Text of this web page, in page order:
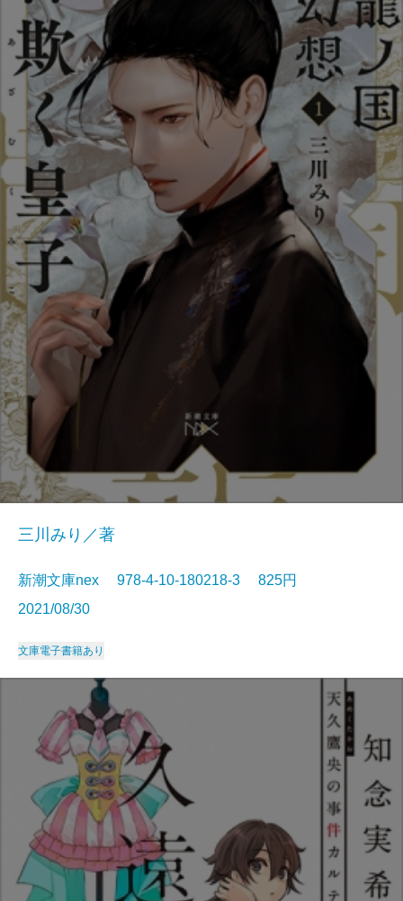
三川みり／著
新潮文庫nex 978-4-10-180218-3 825円
2021/08/30
文庫電子書籍あり